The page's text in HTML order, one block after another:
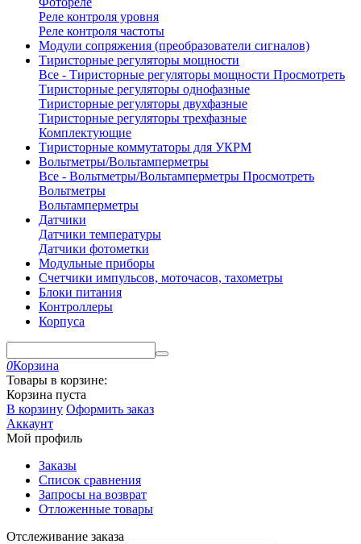
Реле контроля уровня
Реле контроля частоты
Модули сопряжения (преобразователи сигналов)
Тиристорные регуляторы мощности
Все - Тиристорные регуляторы мощности Просмотреть
Тиристорные регуляторы однофазные
Тиристорные регуляторы двухфазные
Тиристорные регуляторы трехфазные
Комплектующие
Тиристорные коммутаторы для УКРМ
Вольтметры/Вольтамперметры
Все - Вольтметры/Вольтамперметры Просмотреть
Вольтметры
Вольтамперметры
Датчики
Датчики температуры
Датчики фотометки
Модульные приборы
Счетчики импульсов, моточасов, тахометры
Блоки питания
Контроллеры
Корпуса
0Корзина
Товары в корзине:
Корзина пуста
В корзину Оформить заказ
Аккаунт
Мой профиль
Заказы
Список сравнения
Запросы на возврат
Отложенные товары
Отслеживание заказа